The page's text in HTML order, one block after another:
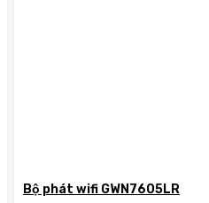
Bộ phát wifi GWN7605LR